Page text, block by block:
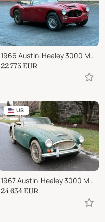
1966 Austin-Healey 3000 MK III
22 775 EUR
US
1967 Austin-Healey 3000 MK III
24 634 EUR